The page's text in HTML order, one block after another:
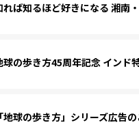
れば知るほど好きになる 湘南
球の歩き方45周年記念 インド
「地球の歩き方」シリーズ広告